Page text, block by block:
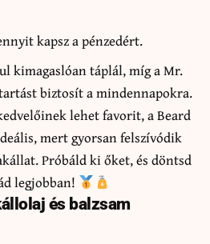
kapsz a pénzedért.
kimagaslóan táplál, míg a Mr.
biztosít a mindennapokra.
lehet favorit, a Beard
mert gyorsan felszívódik
Próbáld ki őket, és döntsd
legjobban!
és balzsam